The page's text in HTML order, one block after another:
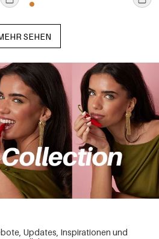
SEHEN
Updates, Inspirationen und